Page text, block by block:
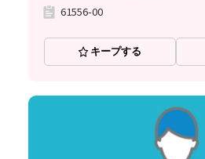
61556-00
キープする